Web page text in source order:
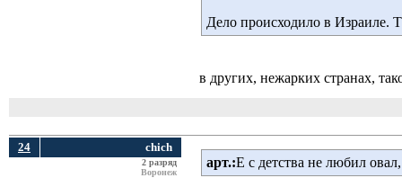
Дело происходило в Израиле.
в других, нежарких странах,
24 chich
2 разряд
Воронеж
арт.:Е с детства не любил